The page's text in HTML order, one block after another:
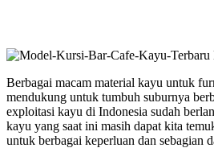
Berbagai macam material kayu untuk
mendukung untuk tumbuh suburnya
exploitasi kayu di Indonesia sudah
kayu yang saat ini masih dapat kita
untuk berbagai keperluan dan sebagian